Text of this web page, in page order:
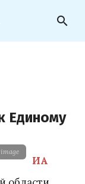
search
Единому
image
ИА